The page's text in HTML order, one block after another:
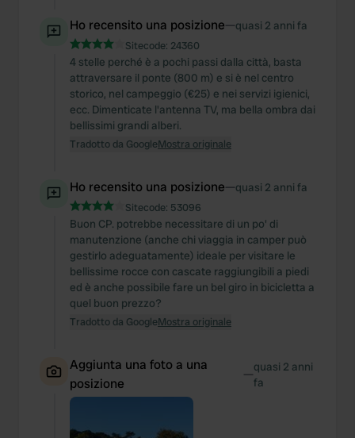
Ho recensito una posizione—quasi 2 anni fa
Sitecode: 24360
4 stelle perché è a pochi passi dalla città, basta
attraversare il ponte (800 m) e si è nel centro
storico, nel campeggio (€25) e nei servizi igienici,
ecc. Dimenticate l'antenna TV, ma bella ombra dai
bellissimi grandi alberi.
Tradotto da GoogleMostra originale
Ho recensito una posizione—quasi 2 anni fa
Sitecode: 53096
Buon CP. potrebbe necessitare di un po' di
manutenzione (anche chi viaggia in camper può
gestirlo adeguatamente) ideale per visitare le
bellissime rocce con cascate raggiungibili a piedi
ed è anche possibile fare un bel giro in bicicletta a
quel buon prezzo?
Tradotto da GoogleMostra originale
Aggiunta una foto a una
posizione
—quasi 2 anni
fa